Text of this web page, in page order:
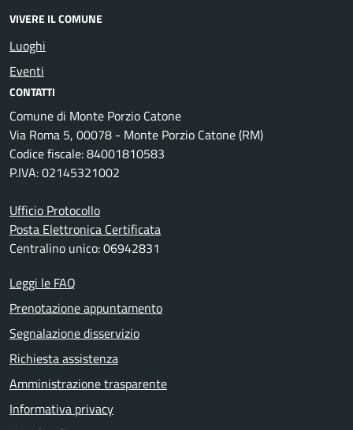
VIVERE IL COMUNE
Luoghi
Eventi
CONTATTI
Comune di Monte Porzio Catone
Via Roma 5, 00078 - Monte Porzio Catone (RM)
Codice fiscale: 84001810583
P.IVA: 02145321002
Ufficio Protocollo
Posta Elettronica Certificata
Centralino unico: 06942831
Leggi le FAQ
Prenotazione appuntamento
Segnalazione disservizio
Richiesta assistenza
Amministrazione trasparente
Informativa privacy